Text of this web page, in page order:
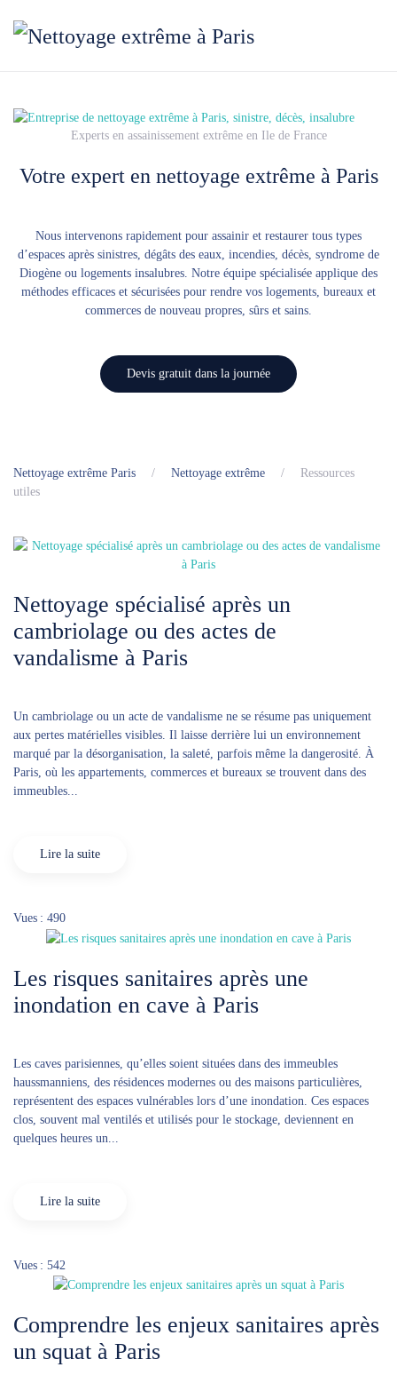
Accéder au contenu principal
Experts en assainissement extrême en Ile de France
Votre expert en nettoyage extrême à Paris
Nous intervenons rapidement pour assainir et restaurer tous types
d’espaces après sinistres, dégâts des eaux, incendies, décès, syndrome de
Diogène ou logements insalubres. Notre équipe spécialisée applique des
méthodes efficaces et sécurisées pour rendre vos logements, bureaux et
commerces de nouveau propres, sûrs et sains.
Devis gratuit dans la journée
Nettoyage extrême Paris Nettoyage extrême
Ressources
utiles
Nettoyage spécialisé après un
cambriolage ou des actes de
vandalisme à Paris
Un cambriolage ou un acte de vandalisme ne se résume pas uniquement
aux pertes matérielles visibles. Il laisse derrière lui un environnement
marqué par la désorganisation, la saleté, parfois même la dangerosité. À
Paris, où les appartements, commerces et bureaux se trouvent dans des
immeubles...
Lire la suite
Vues : 490
Les risques sanitaires après une
inondation en cave à Paris
Les caves parisiennes, qu’elles soient situées dans des immeubles
haussmanniens, des résidences modernes ou des maisons particulières,
représentent des espaces vulnérables lors d’une inondation. Ces espaces
clos, souvent mal ventilés et utilisés pour le stockage, deviennent en
quelques heures un...
Lire la suite
Vues : 542
Comprendre les enjeux sanitaires après
un squat à Paris